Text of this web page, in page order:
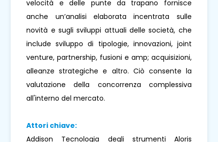
velocità e delle punte da trapano fornisce
anche un’analisi elaborata incentrata sulle
novità e sugli sviluppi attuali delle società, che
include sviluppo di tipologie, innovazioni, joint
venture, partnership, fusioni e amp; acquisizioni,
alleanze strategiche e altro. Ciò consente la
valutazione della concorrenza complessiva
all'interno del mercato.
Attori chiave:
Addison Tecnologia degli strumenti Aloris